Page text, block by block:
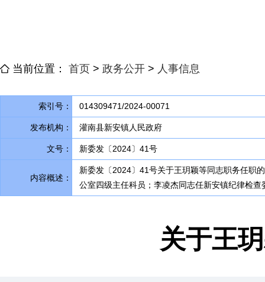
当前位置： 首页 > 政务公开 > 人事信息
索引号： 014309471/2024-00071
发布机构： 灌南县新安镇人民政府
文号： 新委发〔2024〕41号
内容概述：
新委发〔2024〕41号关于王玥颖等同志职务任职
公室四级主任科员；李凌杰同志任新安镇纪律检查
关于王